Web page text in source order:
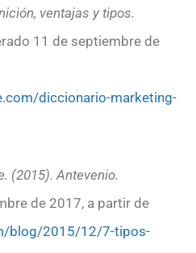
ventajas y tipos.
11 de septiembre de
diccionario-marketing-
(2015). Antevenio.
de 2017, a partir de
blog/2015/12/7-tipos-